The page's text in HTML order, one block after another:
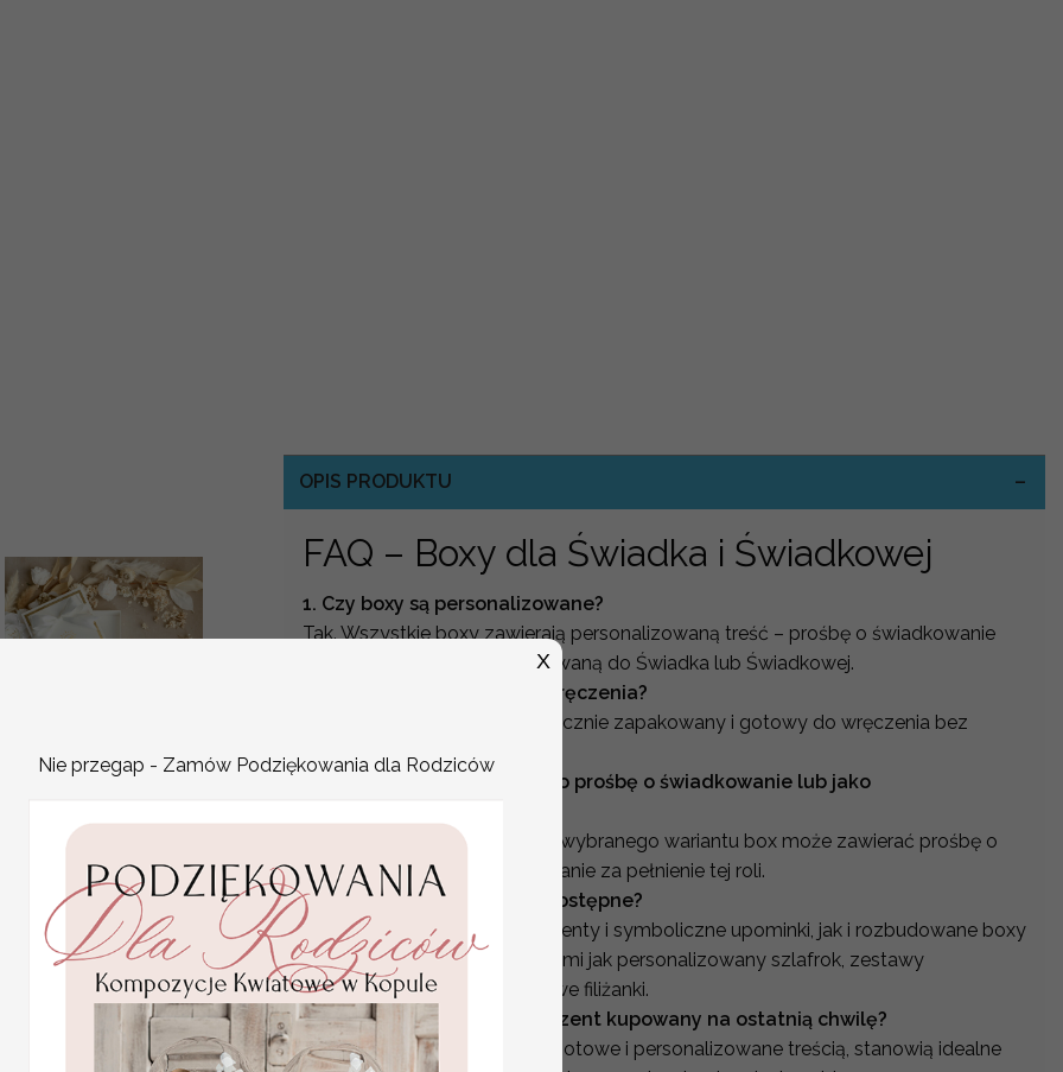
pudełku,
Pamiątka Komunijna
opakowanie na pieniądze
Promocja:
85.00 PLN/105.00
PLN
OPIS PRODUKTU
FAQ – Boxy dla Świadka i Świadkowej
1. Czy boxy są personalizowane?
Tak. Wszystkie boxy zawierają personalizowaną treść – prośbę o świadkowanie
lub podziękowanie – dopasowaną do Świadka lub Świadkowej.
2. Czy boxy są gotowe do wręczenia?
Tak. Każdy zestaw jest estetycznie zapakowany i gotowy do wręczenia bez
3. Czy mogę wybrać box jako prośbę o świadkowanie lub jako
Oczywiście. W zależności od wybranego wariantu box może zawierać prośbę o
świadkowanie lub podziękowanie za pełnienie tej roli.
4. Jakie rodzaje boxów są dostępne?
Oferujemy zarówno mini prezenty i symboliczne upominki, jak i rozbudowane boxy
prezentowe z dodatkami, takimi jak personalizowany szlafrok, zestawy
kosmetyczne czy porcelanowe filiżanki.
5. Czy box nadaje się na prezent kupowany na ostatnią chwilę?
Tak. Dzięki temu, że boxy są gotowe i personalizowane treścią, stanowią idealne
Nie przegap - Zamów Podziękowania dla Rodziców
X